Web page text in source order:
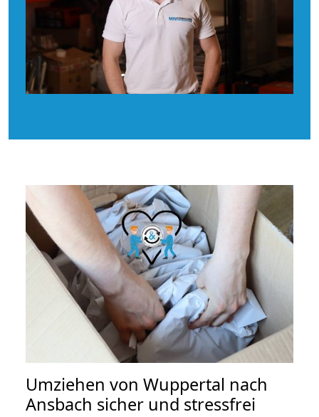
Umziehen von Wuppertal nach
Ansbach sicher und stressfrei